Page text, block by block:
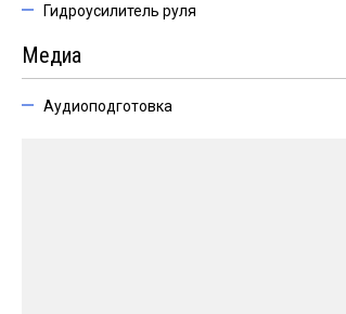
Гидроусилитель руля
Медиа
Аудиоподготовка